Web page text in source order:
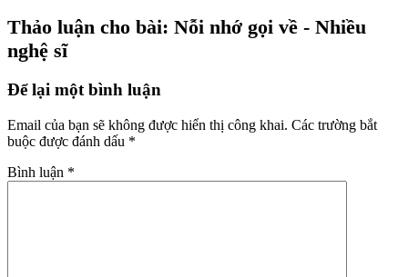
Thảo luận cho bài: Nỗi nhớ gọi về - Nhiều
nghệ sĩ
Để lại một bình luận
Email của bạn sẽ không được hiển thị công khai. Các trường bắt
buộc được đánh dấu *
Bình luận *